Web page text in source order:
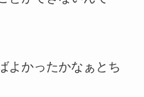
よかったかなぁとち